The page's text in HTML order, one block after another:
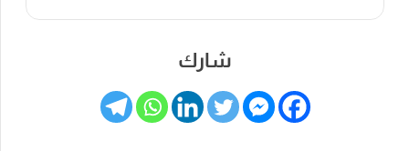
شارك